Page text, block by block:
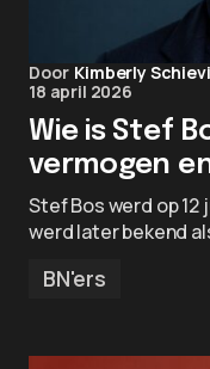
Door Kimberly
18 april 2026
Wie is Stef
vermogen
Stef Bos werd op 12
werd later bekend
BN'ers